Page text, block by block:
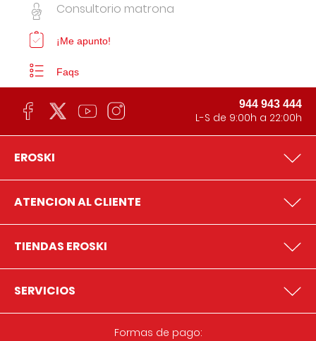
Consultorio matrona
¡Me apunto!
Faqs
944 943 444
L-S de 9:00h a 22:00h
EROSKI
ATENCION AL CLIENTE
TIENDAS EROSKI
SERVICIOS
Formas de pago: